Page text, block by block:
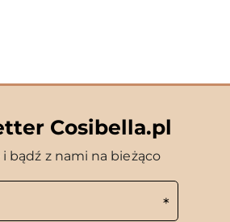
Cosibella.pl
i bądź z nami na bieżąco